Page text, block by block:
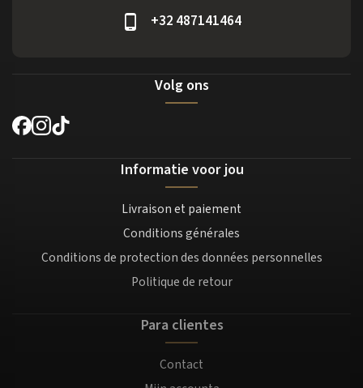
+32 487141464
Volg ons
Informatie voor jou
Livraison et paiement
Conditions générales
Conditions de protection des données personnelles
Politique de retour
Para clientes
Contact